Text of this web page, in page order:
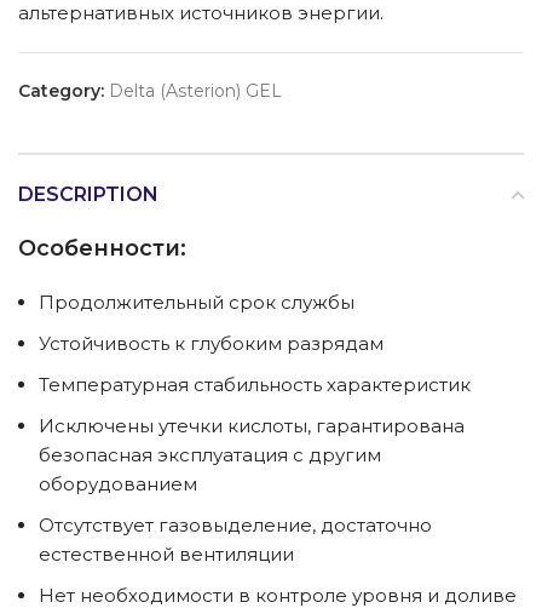
альтернативных источников энергии.
Category: Delta (Asterion) GEL
DESCRIPTION
Особенности:
Продолжительный срок службы
Устойчивость к глубоким разрядам
Температурная стабильность характеристик
Исключены утечки кислоты, гарантирована
безопасная эксплуатация с другим
оборудованием
Отсутствует газовыделение, достаточно
естественной вентиляции
Нет необходимости в контроле уровня и доливе